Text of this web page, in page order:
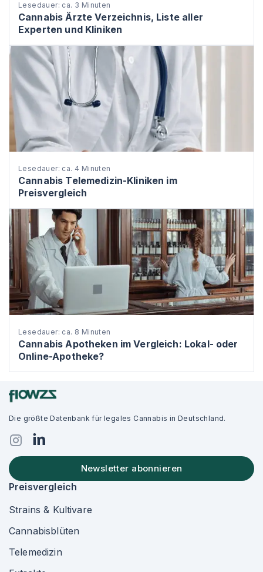
Lesedauer: ca. 3 Minuten
Cannabis Ärzte Verzeichnis, Liste aller
Experten und Kliniken
Lesedauer: ca. 4 Minuten
Cannabis Telemedizin-Kliniken im
Preisvergleich
Lesedauer: ca. 8 Minuten
Cannabis Apotheken im Vergleich: Lokal- oder
Online-Apotheke?
Die größte Datenbank für legales Cannabis in Deutschland.
Newsletter abonnieren
Preisvergleich
Strains & Kultivare
Cannabisblüten
Telemedizin